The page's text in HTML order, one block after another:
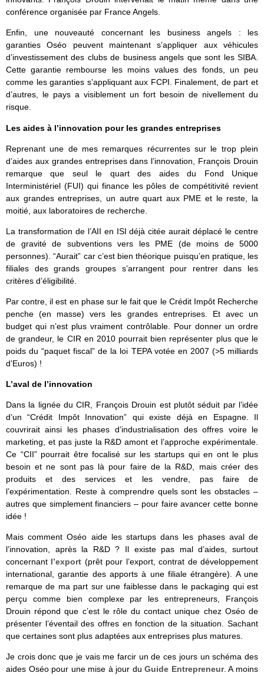
conférence organisée par France Angels.
Enfin, une nouveauté concernant les business angels : les
garanties Oséo peuvent maintenant s’appliquer aux véhicules
d’investissement des clubs de business angels que sont les SIBA.
Cette garantie rembourse les moins values des fonds, un peu
comme les garanties s’appliquant aux FCPI. Finalement, de part et
d’autres, le pays a visiblement un fort besoin de nivellement du
risque.
Les aides à l’innovation pour les grandes entreprises
Reprenant une de mes remarques récurrentes sur le trop plein
d’aides aux grandes entreprises dans l’innovation, François Drouin
remarque que seul le quart des aides du Fond Unique
Interministériel (FUI) qui finance les pôles de compétitivité revient
aux grandes entreprises, un autre quart aux PME et le reste, la
moitié, aux laboratoires de recherche.
La transformation de l’AII en ISI déjà citée aurait déplacé le centre
de gravité de subventions vers les PME (de moins de 5000
personnes). “Aurait” car c’est bien théorique puisqu’en pratique, les
filiales des grands groupes s’arrangent pour rentrer dans les
critères d’éligibilité.
Par contre, il est en phase sur le fait que le Crédit Impôt Recherche
penche (en masse) vers les grandes entreprises. Et avec un
budget qui n’est plus vraiment contrôlable. Pour donner un ordre
de grandeur, le CIR en 2010 pourrait bien représenter plus que le
poids du “paquet fiscal” de la loi TEPA votée en 2007 (>5 milliards
d’Euros) !
L’aval de l’innovation
Dans la lignée du CIR, François Drouin est plutôt séduit par l’idée
d’un “Crédit Impôt Innovation” qui existe déjà en Espagne. Il
couvrirait ainsi les phases d’industrialisation des offres voire le
marketing, et pas juste la R&D amont et l’approche expérimentale.
Ce “CII” pourrait être focalisé sur les startups qui en ont le plus
besoin et ne sont pas là pour faire de la R&D, mais créer des
produits et des services et les vendre, pas faire de
l’expérimentation. Reste à comprendre quels sont les obstacles –
autres que simplement financiers – pour faire avancer cette bonne
idée !
Mais comment Oséo aide les startups dans les phases aval de
l’innovation, après la R&D ? Il existe pas mal d’aides, surtout
concernant l’export (prêt pour l’export, contrat de développement
international, garantie des apports à une filiale étrangère). A une
remarque de ma part sur une faiblesse dans le packaging qui est
perçu comme bien complexe par les entrepreneurs, François
Drouin répond que c’est le rôle du contact unique chez Oséo de
présenter l’éventail des offres en fonction de la situation. Sachant
que certaines sont plus adaptées aux entreprises plus matures.
Je crois donc que je vais me farcir un de ces jours un schéma des
aides Oséo pour une mise à jour duGuide Entrepreneur. A moins